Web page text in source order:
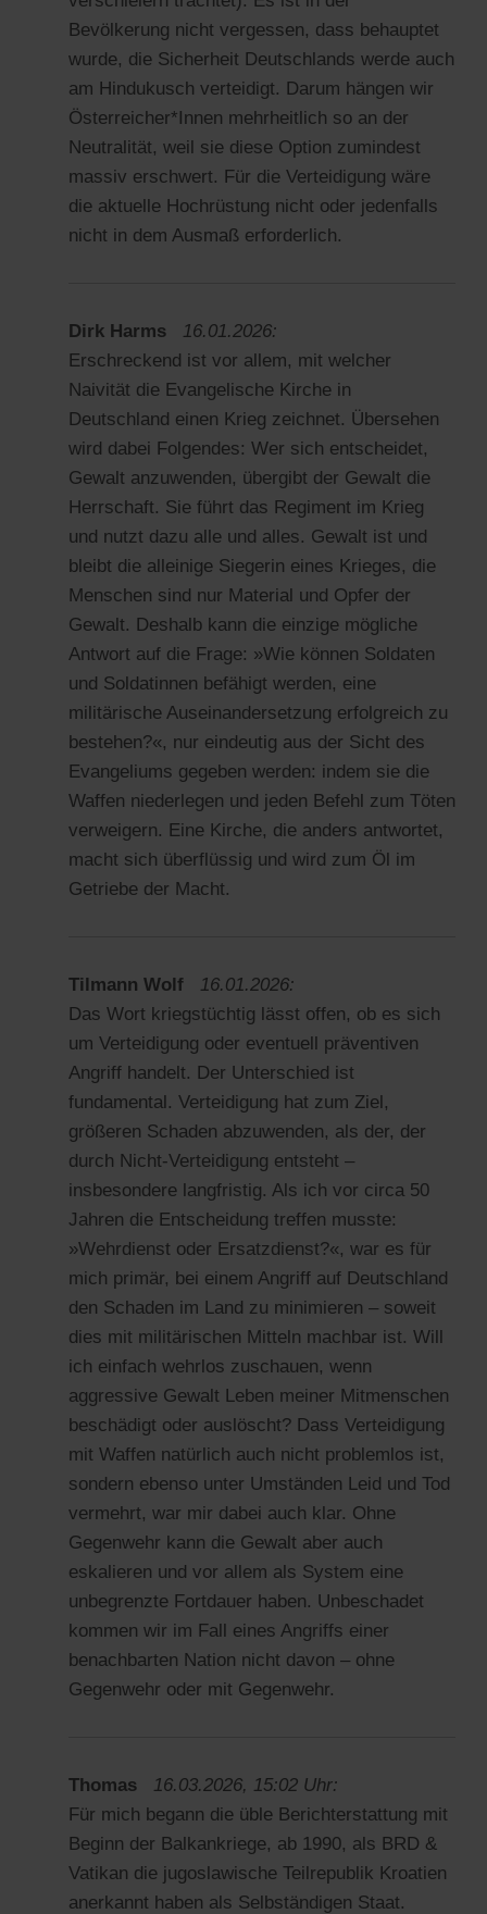
Bevölkerung nicht vergessen, dass behauptet
wurde, die Sicherheit Deutschlands werde auch
am Hindukusch verteidigt. Darum hängen wir
Österreicher*Innen mehrheitlich so an der
Neutralität, weil sie diese Option zumindest
massiv erschwert. Für die Verteidigung wäre
die aktuelle Hochrüstung nicht oder jedenfalls
nicht in dem Ausmaß erforderlich.
Dirk Harms
16.01.2026:
Erschreckend ist vor allem, mit welcher
Naivität die Evangelische Kirche in
Deutschland einen Krieg zeichnet. Übersehen
wird dabei Folgendes: Wer sich entscheidet,
Gewalt anzuwenden, übergibt der Gewalt die
Herrschaft. Sie führt das Regiment im Krieg
und nutzt dazu alle und alles. Gewalt ist und
bleibt die alleinige Siegerin eines Krieges, die
Menschen sind nur Material und Opfer der
Gewalt. Deshalb kann die einzige mögliche
Antwort auf die Frage: »Wie können Soldaten
und Soldatinnen befähigt werden, eine
militärische Auseinandersetzung erfolgreich zu
bestehen?«, nur eindeutig aus der Sicht des
Evangeliums gegeben werden: indem sie die
Waffen niederlegen und jeden Befehl zum Töten
verweigern. Eine Kirche, die anders antwortet,
macht sich überflüssig und wird zum Öl im
Getriebe der Macht.
Tilmann Wolf
16.01.2026:
Das Wort kriegstüchtig lässt offen, ob es sich
um Verteidigung oder eventuell präventiven
Angriff handelt. Der Unterschied ist
fundamental. Verteidigung hat zum Ziel,
größeren Schaden abzuwenden, als der, der
durch Nicht-Verteidigung entsteht –
insbesondere langfristig. Als ich vor circa 50
Jahren die Entscheidung treffen musste:
»Wehrdienst oder Ersatzdienst?«, war es für
mich primär, bei einem Angriff auf Deutschland
den Schaden im Land zu minimieren – soweit
dies mit militärischen Mitteln machbar ist. Will
ich einfach wehrlos zuschauen, wenn
aggressive Gewalt Leben meiner Mitmenschen
beschädigt oder auslöscht? Dass Verteidigung
mit Waffen natürlich auch nicht problemlos ist,
sondern ebenso unter Umständen Leid und Tod
vermehrt, war mir dabei auch klar. Ohne
Gegenwehr kann die Gewalt aber auch
eskalieren und vor allem als System eine
unbegrenzte Fortdauer haben. Unbeschadet
kommen wir im Fall eines Angriffs einer
benachbarten Nation nicht davon – ohne
Gegenwehr oder mit Gegenwehr.
Thomas
16.03.2026, 15:02 Uhr:
Für mich begann die üble Berichterstattung mit
Beginn der Balkankriege, ab 1990, als BRD &
Vatikan die jugoslawische Teilrepublik Kroatien
anerkannt haben als Selbständigen Staat.